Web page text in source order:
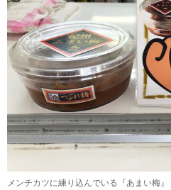
メンチカツに練り込んでいる『あまい梅』